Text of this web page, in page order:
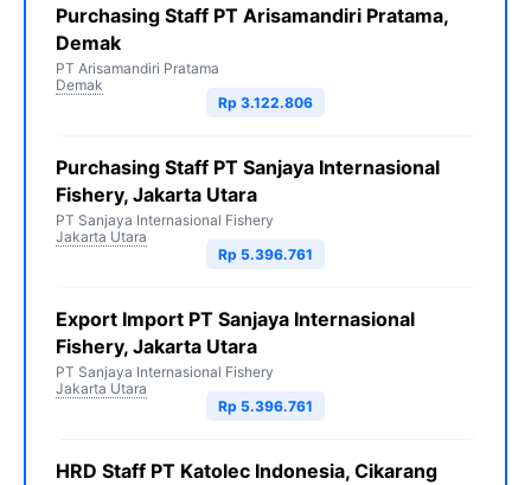
Purchasing Staff PT Arisamandiri Pratama,
Demak
PT Arisamandiri Pratama
Demak
Rp 3.122.806
Purchasing Staff PT Sanjaya Internasional
Fishery, Jakarta Utara
PT Sanjaya Internasional Fishery
Jakarta Utara
Rp 5.396.761
Export Import PT Sanjaya Internasional
Fishery, Jakarta Utara
PT Sanjaya Internasional Fishery
Jakarta Utara
Rp 5.396.761
HRD Staff PT Katolec Indonesia, Cikarang